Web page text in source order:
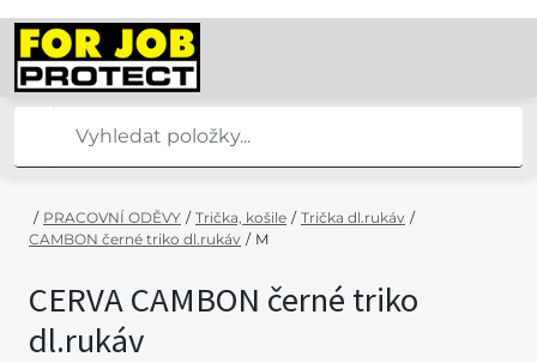
/ PRACOVNÍ ODĚVY / Trička, košile / Trička dl.rukáv /
CAMBON černé triko dl.rukáv / M
CERVA CAMBON černé triko
dl.rukáv